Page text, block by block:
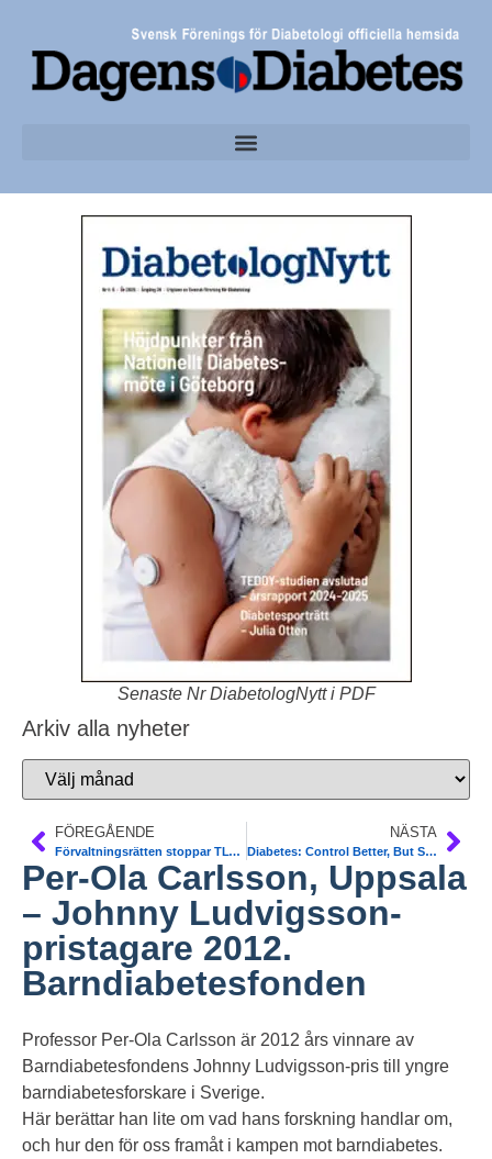
Senaste Nr DiabetologNytt i PDF
Arkiv alla nyheter
FÖREGÅENDE
Förvaltningsrätten stoppar TLV. Region Skåne har rätt.
NÄSTA
Diabetes: Control Better, But Still Too Short of Goal. USA. Diab Care
Per-Ola Carlsson, Uppsala
– Johnny Ludvigsson-
pristagare 2012.
Barndiabetesfonden
Professor Per-Ola Carlsson är 2012 års vinnare av
Barndiabetesfondens Johnny Ludvigsson-pris till yngre
barndiabetesforskare i Sverige.
Här berättar han lite om vad hans forskning handlar om,
och hur den för oss framåt i kampen mot barndiabetes.